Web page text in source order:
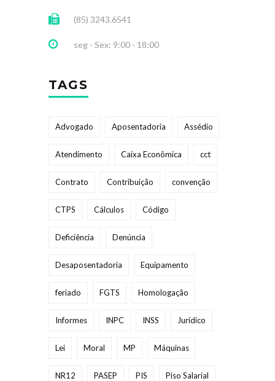
(85) 3243.6541
seg - Sex: 9:00 - 18:00
TAGS
Advogado Aposentadoria Assédio
Atendimento Caixa Econômica cct
Contrato Contribuição convenção
CTPS Cálculos Código
Deficiência Denúncia
Desaposentadoria Equipamento
feriado FGTS Homologação
Informes INPC INSS Jurídico
Lei Moral MP Máquinas
NR12 PASEP PIS Piso Salarial